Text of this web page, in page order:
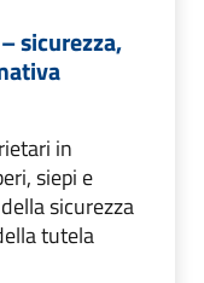
– sicurezza,
in
siepi e
sicurezza
tutela